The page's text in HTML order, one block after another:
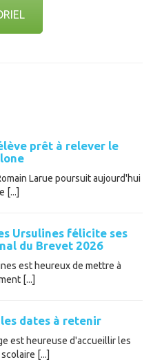
prêt à relever le
Larue poursuit aujourd'hui
[...]
Ursulines félicite ses
du Brevet 2026
est heureux de mettre à
[...]
dates à retenir
est heureuse d'accueillir les
[...]